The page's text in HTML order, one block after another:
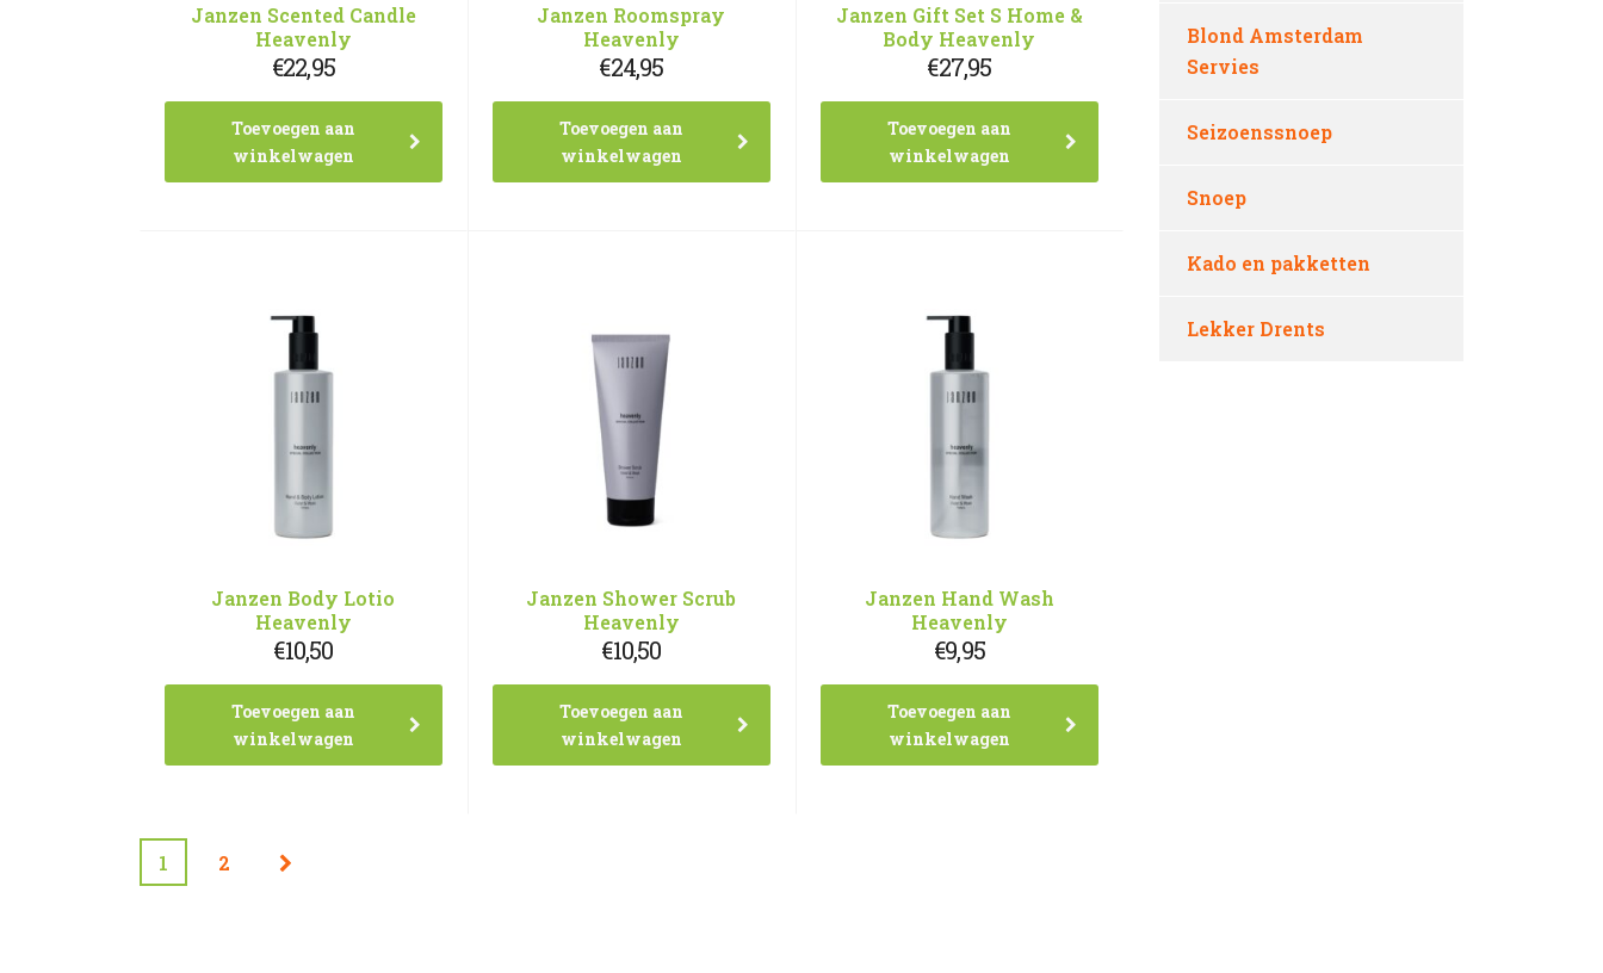
Janzen Scented Candle
Heavenly
€22,95
Toevoegen aan
winkelwagen
Janzen Roomspray
Heavenly
€24,95
Toevoegen aan
winkelwagen
Janzen Gift Set S Home &
Body Heavenly
€27,95
Toevoegen aan
winkelwagen
Janzen Body Lotio
Heavenly
€10,50
Toevoegen aan
winkelwagen
Janzen Shower Scrub
Heavenly
€10,50
Toevoegen aan
winkelwagen
Janzen Hand Wash
Heavenly
€9,95
Toevoegen aan
winkelwagen
1 2
Blond Amsterdam
Servies
Seizoenssnoep
Snoep
Kado en pakketten
Lekker Drents